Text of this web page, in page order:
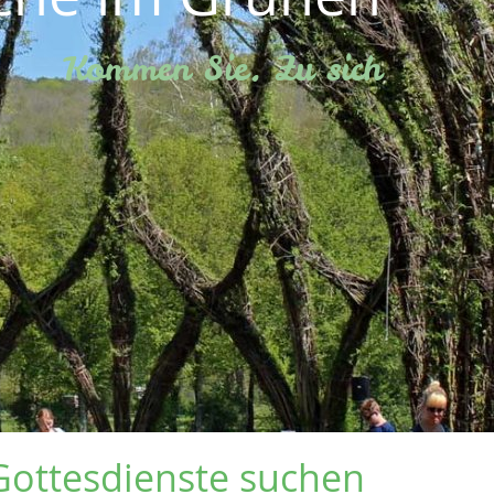
Kommen Sie. Zu sich
suchen